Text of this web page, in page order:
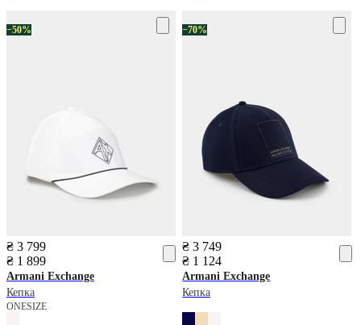
−50%
₴ 3 799
₴ 1 899
Armani Exchange
Кепка
ONESIZE
−70%
₴ 3 749
₴ 1 124
Armani Exchange
Кепка